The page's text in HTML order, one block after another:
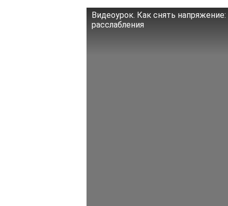
Видеоурок. Как снять
расслабления